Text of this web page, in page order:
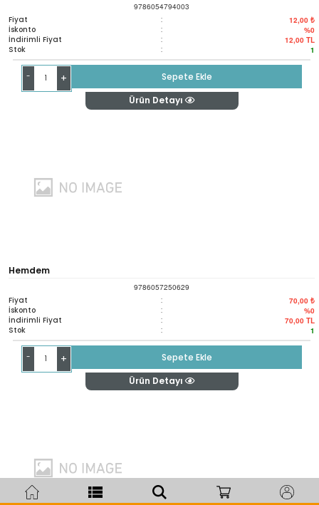
9786054794003
Fiyat : 12,00 ₺
İskonto : %0
İndirimli Fiyat : 12,00 TL
Stok : 1
- +
Sepete Ekle
Ürün Detayı
Hemdem
9786057250629
Fiyat : 70,00 ₺
İskonto : %0
İndirimli Fiyat : 70,00 TL
Stok : 1
- +
Sepete Ekle
Ürün Detayı